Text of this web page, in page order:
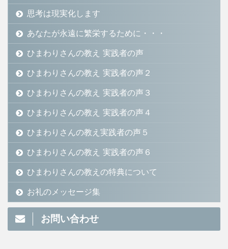
思考は現実化します
あなたが永遠に繁栄するために・・・
ひまわりさんの教え 実践者の声
ひまわりさんの教え 実践者の声２
ひまわりさんの教え 実践者の声３
ひまわりさんの教え 実践者の声４
ひまわりさんの教え実践者の声５
ひまわりさんの教え 実践者の声６
ひまわりさんの教えの特典について
お礼のメッセージ集
お問い合わせ